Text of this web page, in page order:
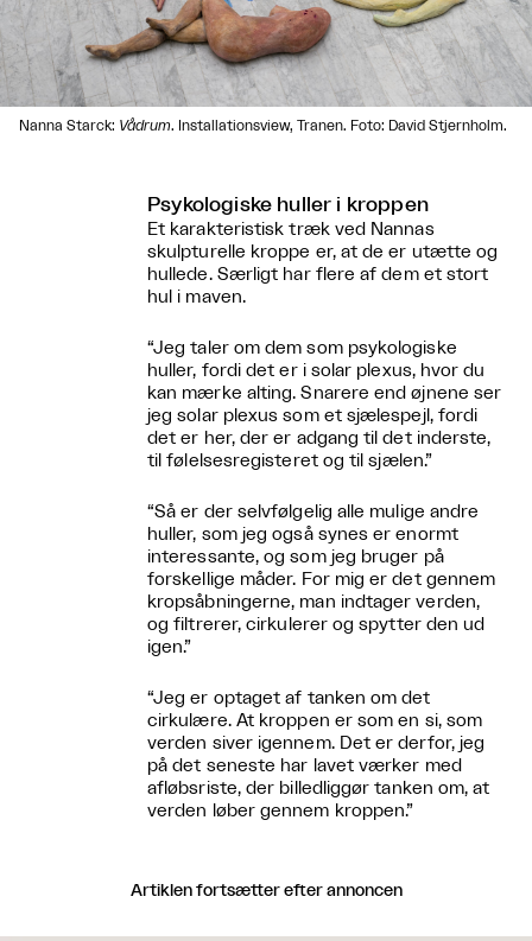
Nanna Starck: Vådrum. Installationsview, Tranen. Foto: David Stjernholm.
Psykologiske huller i kroppen
Et karakteristisk træk ved Nannas
skulpturelle kroppe er, at de er utætte og
hullede. Særligt har flere af dem et stort
hul i maven.
“Jeg taler om dem som psykologiske
huller, fordi det er i solar plexus, hvor du
kan mærke alting. Snarere end øjnene ser
jeg solar plexus som et sjælespejl, fordi
det er her, der er adgang til det inderste,
til følelsesregisteret og til sjælen.”
“Så er der selvfølgelig alle mulige andre
huller, som jeg også synes er enormt
interessante, og som jeg bruger på
forskellige måder. For mig er det gennem
kropsåbningerne, man indtager verden,
og filtrerer, cirkulerer og spytter den ud
igen.”
“Jeg er optaget af tanken om det
cirkulære. At kroppen er som en si, som
verden siver igennem. Det er derfor, jeg
på det seneste har lavet værker med
afløbsriste, der billedliggør tanken om, at
verden løber gennem kroppen.”
Artiklen fortsætter efter annoncen